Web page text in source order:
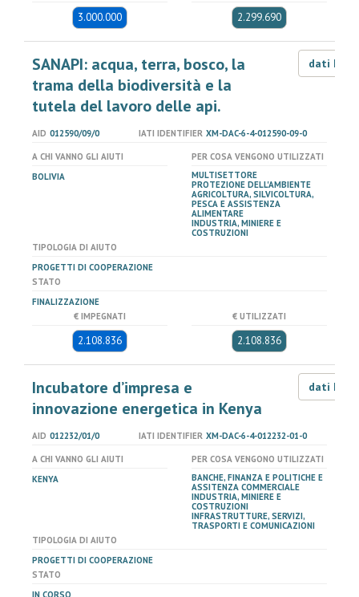
3.000.000 2.299.690
SANAPI: acqua, terra, bosco, la
trama della biodiversità e la
tutela del lavoro delle api.
dati LOD
AID 012590/09/0 IATI IDENTIFIER XM-DAC-6-4-012590-09-0
A CHI VANNO GLI AIUTI
BOLIVIA
PER COSA VENGONO UTILIZZATI
MULTISETTORE
PROTEZIONE DELL'AMBIENTE
AGRICOLTURA, SILVICOLTURA,
PESCA E ASSISTENZA
ALIMENTARE
INDUSTRIA, MINIERE E
COSTRUZIONI
TIPOLOGIA DI AIUTO
PROGETTI DI COOPERAZIONE
STATO
FINALIZZAZIONE
€ IMPEGNATI
2.108.836
€ UTILIZZATI
2.108.836
Incubatore d’impresa e
innovazione energetica in Kenya
dati LOD
AID 012232/01/0 IATI IDENTIFIER XM-DAC-6-4-012232-01-0
A CHI VANNO GLI AIUTI
KENYA
PER COSA VENGONO UTILIZZATI
BANCHE, FINANZA E POLITICHE E
ASSITENZA COMMERCIALE
INDUSTRIA, MINIERE E
COSTRUZIONI
INFRASTRUTTURE, SERVIZI,
TRASPORTI E COMUNICAZIONI
TIPOLOGIA DI AIUTO
PROGETTI DI COOPERAZIONE
STATO
IN CORSO